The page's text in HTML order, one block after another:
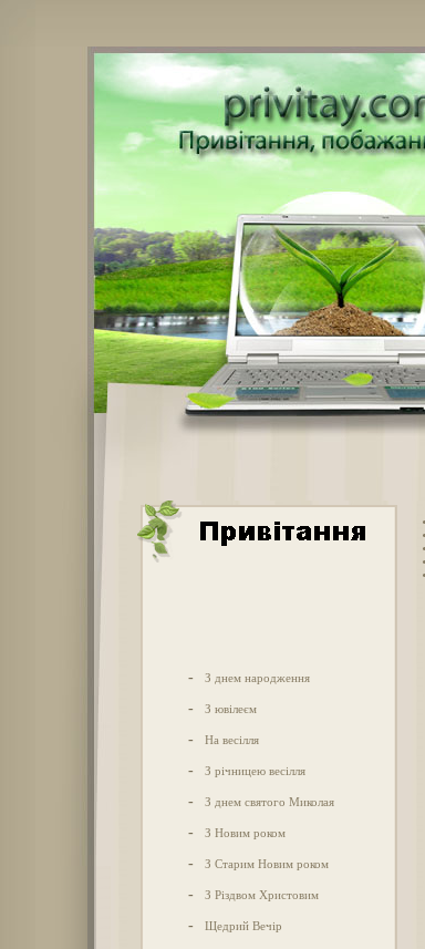
- З днем народження
- З ювілеєм
- На весілля
- З річницею весілля
- З днем святого Миколая
- З Новим роком
- З Старим Новим роком
- З Різдвом Христовим
- Щедрий Вечір